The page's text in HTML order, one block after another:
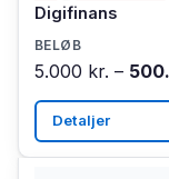
Digifinans
5.000 kr. –
Detaljer